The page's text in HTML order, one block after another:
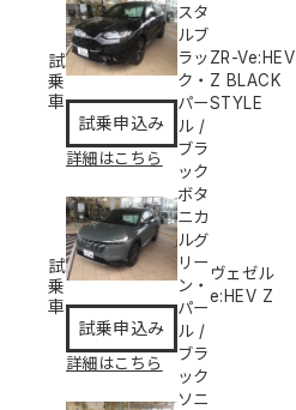
試
乗
車
試乗申込み
詳細はこちら
スタ
ルブ
ラッ
ク・
パー
ル/
ブラ
ック
ZR-Ve:HEV
Z BLACK
STYLE
試
乗
車
試乗申込み
詳細はこちら
ボタ
ニカ
ルグ
リー
ン・
パー
ル/
ブラ
ック
ヴェゼル
e:HEV Z
ソニ